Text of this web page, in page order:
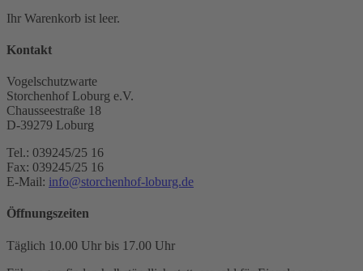
Ihr Warenkorb ist leer.
Kontakt
Vogelschutzwarte
Storchenhof Loburg e.V.
Chausseestraße 18
D-39279 Loburg
Tel.: 039245/25 16
Fax: 039245/25 16
E-Mail: info@storchenhof-loburg.de
Öffnungszeiten
Täglich 10.00 Uhr bis 17.00 Uhr